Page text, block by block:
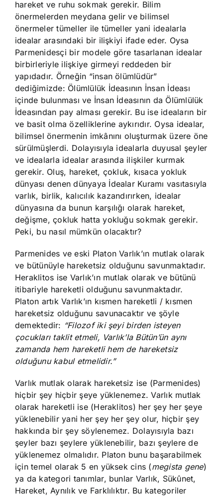
hareket ve ruhu sokmak gerekir. Bilim
önermelerden meydana gelir ve bilimsel
önermeler tümeller ile tümeller yani idealarla
idealar arasındaki bir ilişkiyi ifade eder. Oysa
Parmenidesçi bir modele göre tasarlanan idealar
birbirleriyle ilişkiye girmeyi reddeden bir
yapıdadır. Örneğin “insan ölümlüdür”
dediğimizde: Ölümlülük İdeasının İnsan İdeası
içinde bulunması ve İnsan İdeasının da Ölümlülük
İdeasından pay alması gerekir. Bu ise ideaların bir
ve basit olma özelliklerine aykırıdır. Oysa idealar,
bilimsel önermenin imkânını oluşturmak üzere öne
sürülmüşlerdi. Dolayısıyla idealarla duyusal şeyler
ve idealarla idealar arasında ilişkiler kurmak
gerekir. Oluş, hareket, çokluk, kısaca yokluk
dünyası denen dünyaya İdealar Kuramı vasıtasıyla
varlık, birlik, kalıcılık kazandırırken, idealar
dünyasına da bunun karşılığı olarak hareket,
değişme, çokluk hatta yokluğu sokmak gerekir.
Peki, bu nasıl mümkün olacaktır?
Parmenides ve eski Platon Varlık’ın mutlak olarak
ve bütünüyle hareketsiz olduğunu savunmaktadır.
Heraklitos ise Varlık’ın mutlak olarak ve bütünü
itibariyle hareketli olduğunu savunmaktadır.
Platon artık Varlık’ın kısmen hareketli / kısmen
hareketsiz olduğunu savunacaktır ve şöyle
demektedir: “Filozof iki şeyi birden isteyen
çocukları taklit etmeli, Varlık’la Bütün’ün aynı
zamanda hem hareketli hem de hareketsiz
olduğunu kabul etmelidir.”
Varlık mutlak olarak hareketsiz ise (Parmenides)
hiçbir şey hiçbir şeye yüklenemez. Varlık mutlak
olarak hareketli ise (Heraklitos) her şey her şeye
yüklenebilir yani her şey her şey olur, hiçbir şey
hakkında bir şey söylenemez. Dolayısıyla bazı
şeyler bazı şeylere yüklenebilir, bazı şeylere de
yüklenemez olmalıdır. Platon bunu başarabilmek
için temel olarak 5 en yüksek cins (megista gene)
ya da kategori tanımlar, bunlar Varlık, Sükûnet,
Hareket, Aynılık ve Farklılıktır. Bu kategoriler